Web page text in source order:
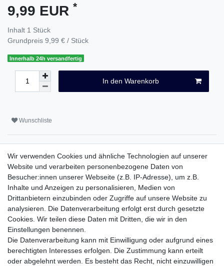
9,99 EUR *
Inhalt 1 Stück
Grundpreis 9,99 € / Stück
Innerhalb 24h versandfertig
In den Warenkorb
Wunschliste
Beschreibung
Weitere Details
EU-Verantwortlicher
Wir verwenden Cookies und ähnliche Technologien auf unserer
Website und verarbeiten personenbezogene Daten von
Besucher:innen unserer Webseite (z.B. IP-Adresse), um z.B.
Inhalte und Anzeigen zu personalisieren, Medien von
Drittanbietern einzubinden oder Zugriffe auf unsere Website zu
analysieren. Die Datenverarbeitung erfolgt erst durch gesetzte
Cookies. Wir teilen diese Daten mit Dritten, die wir in den
Einstellungen benennen.
Die Datenverarbeitung kann mit Einwilligung oder aufgrund eines
berechtigten Interesses erfolgen. Die Zustimmung kann erteilt
oder abgelehnt werden. Es besteht das Recht, nicht einzuwilligen